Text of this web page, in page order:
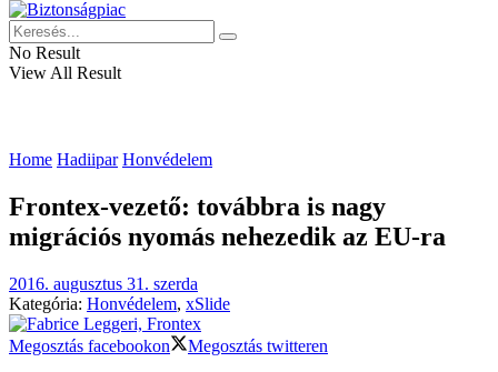
No Result
View All Result
Home Hadiipar Honvédelem
Frontex-vezető: továbbra is nagy
migrációs nyomás nehezedik az EU-ra
2016. augusztus 31. szerda
Kategória: Honvédelem, xSlide
Megosztás facebookon
Megosztás twitteren